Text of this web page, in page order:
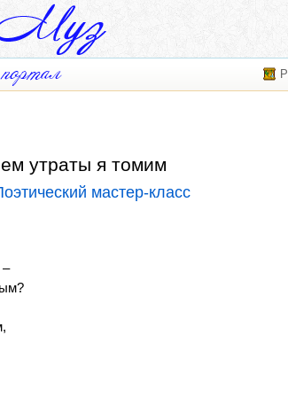
утраты я томим
мастер-класс
–